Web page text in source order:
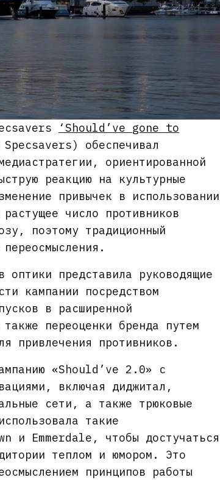
‘Should’ve gone to
обеспечивал
ориентированной
реакцию на культурные
привычек в использовании
число противников
поэтому традиционный
оптики представила руководящие
кампании посредством
в расширенной
переоценки бренда путем
привлечения противников.
«Should’ve 2.0» с
включая диджитал,
сети, а также трюковые
такие
и Emmerdale, чтобы достучаться
теплом и юмором. Это
принципов работы